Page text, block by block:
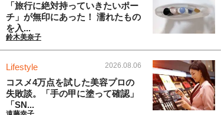
「旅行に絶対持っていきたいポー
チ」が無印にあった！ 濡れたもの
を入...
鈴木美奈子
Lifestyle 2026.08.06
コスメ4万点を試した美容プロの
失敗談。「手の甲に塗って確認」
「SN...